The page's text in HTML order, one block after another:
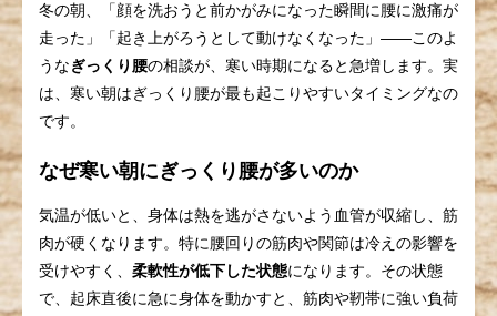
冬の朝、「顔を洗おうと前かがみになった瞬間に腰に激痛が
走った」「起き上がろうとして動けなくなった」――このよ
うなぎっくり腰の相談が、寒い時期になると急増します。実
は、寒い朝はぎっくり腰が最も起こりやすいタイミングなの
です。
なぜ寒い朝にぎっくり腰が多いのか
気温が低いと、身体は熱を逃がさないよう血管が収縮し、筋
肉が硬くなります。特に腰回りの筋肉や関節は冷えの影響を
受けやすく、 柔軟性が低下した状態になります。その状態
で、起床直後に急に身体を動かすと、筋肉や靭帯に強い負荷